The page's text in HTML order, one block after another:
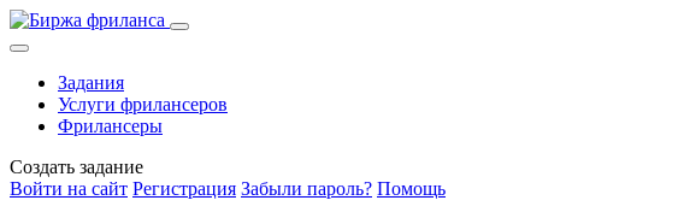
Задания
Услуги фрилансеров
Фрилансеры
Создать задание
Войти на сайт Регистрация Забыли пароль? Помощь